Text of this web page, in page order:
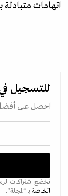
اتهامات متبادلة
للتسجيل في
احصل على أفضل
تخضع اشتراكات
الخاصة بـ “المجلة".